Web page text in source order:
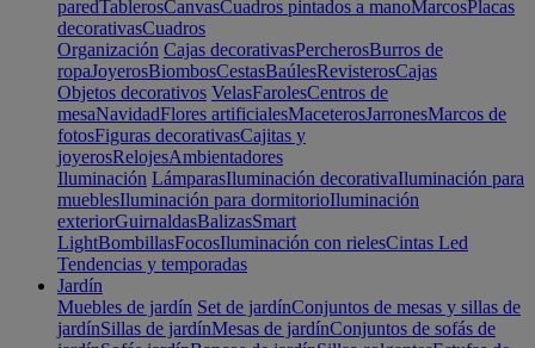
paredTablerosCanvasCuadros pintados a manoMarcosPlacas
decorativasCuadros
Organización Cajas decorativasPercherosBurros de
ropaJoyerosBiombosCestasBaúlesRevisterosCajas
Objetos decorativos VelasFarolesCentros de
mesaNavidadFlores artificialesMaceterosJarronesMarcos de
fotosFiguras decorativasCajitas y
joyerosRelojesAmbientadores
Iluminación LámparasIluminación decorativaIluminación para
mueblesIluminación para dormitorioIluminación
exteriorGuirnaldasBalizasSmart
LightBombillasFocosIluminación con rielesCintas Led
Tendencias y temporadas
Jardín
Muebles de jardín Set de jardínConjuntos de mesas y sillas de
jardínSillas de jardínMesas de jardínConjuntos de sofás de